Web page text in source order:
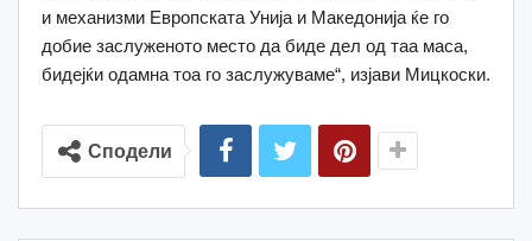
и механизми Европската Унија и Македонија ќе го
добие заслуженото место да биде дел од таа маса,
бидејќи одамна тоа го заслужуваме“, изјави Мицкоски.
Сподели